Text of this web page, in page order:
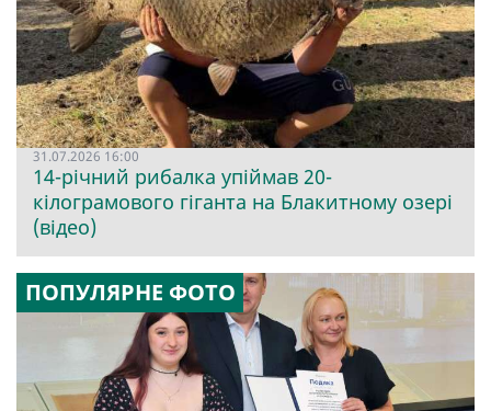
31.07.2026 16:00
14-річний рибалка упіймав 20-
кілограмового гіганта на Блакитному озері
(відео)
ПОПУЛЯРНЕ ФОТО